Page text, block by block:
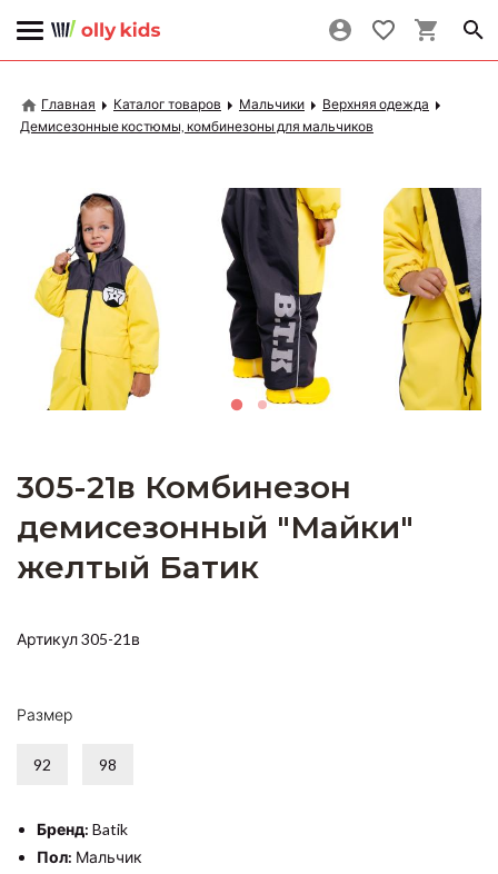
Главная Каталог товаров Мальчики
Верхняя одежда
Демисезонные костюмы, комбинезоны для мальчиков
305-21в Комбинезон
демисезонный "Майки"
желтый Батик
Артикул 305-21в
Размер
92 98
Бренд: Batik
Пол: Мальчик